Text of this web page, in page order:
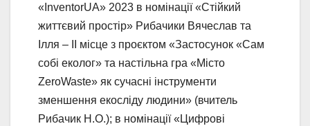
«InventorUA» 2023 в номінації «Стійкий
життєвий простір» Рибачики Вячеслав та
Ілля – II місце з проєктом «Застосунок «Сам
собі еколог» та настільна гра «Місто
ZeroWaste» як сучасні інструменти
зменшення екосліду людини» (вчитель
Рибачик Н.О.); в номінації «Цифрові